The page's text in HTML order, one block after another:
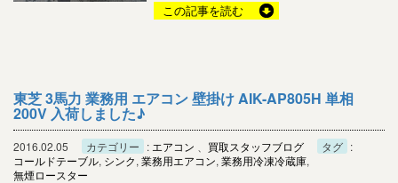
この記事を読む
東芝 3馬力 業務用 エアコン 壁掛け AIK-AP805H 単相
200V 入荷しました♪
2016.02.05 カテゴリー : エアコン 買取スタッフブログ タグ :
コールドテーブル, シンク, 業務用エアコン, 業務用冷凍冷蔵庫,
無煙ロースター